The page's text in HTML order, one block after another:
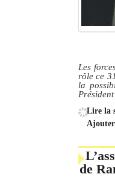
Les
rôle ce
la
Lire la
de